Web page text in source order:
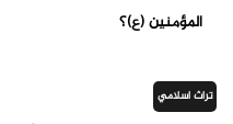
المؤمنين (ع)؟
تراث اسلامي